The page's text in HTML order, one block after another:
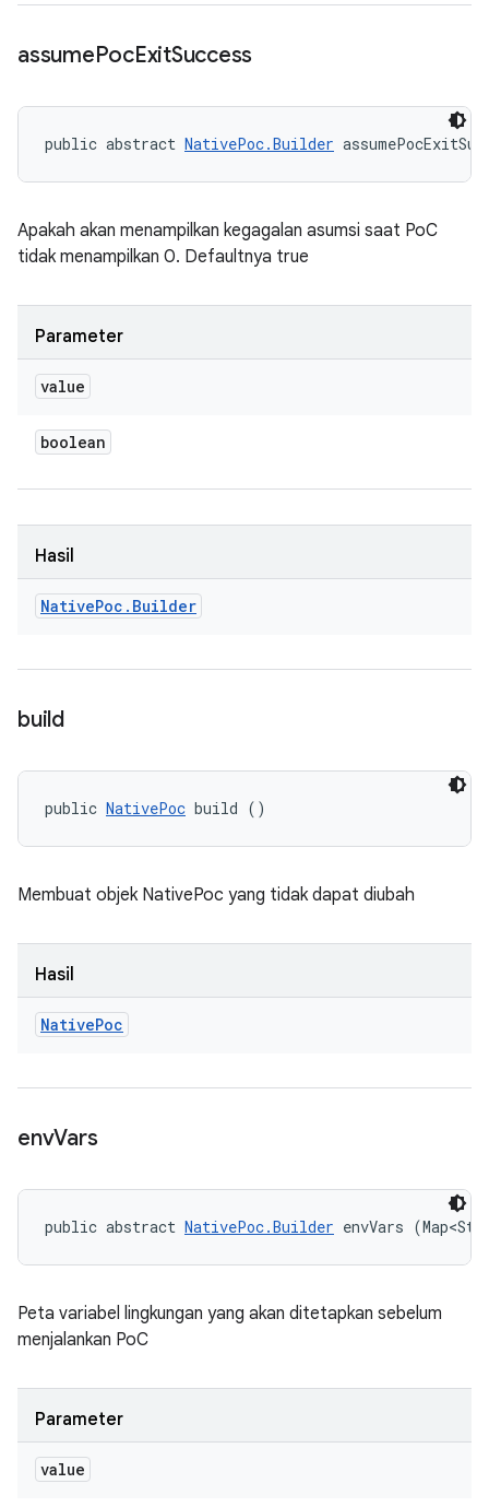
assumePocExitSuccess
public abstract NativePoc.Builder
Apakah akan menampilkan kegagalan asumsi saat PoC
tidak menampilkan 0. Defaultnya true
Parameter
value
boolean
Hasil
NativePoc . Builder
build
public NativePoc build ()
Membuat objek NativePoc yang tidak dapat diubah
Hasil
NativePoc
envVars
public abstract NativePoc.Builder envVars
Peta variabel lingkungan yang akan ditetapkan sebelum
menjalankan PoC
Parameter
value